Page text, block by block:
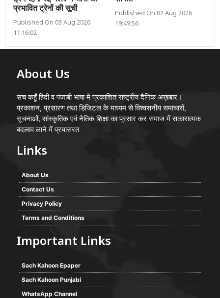
प्रभावित ट्रेनों की सूची
Published On 03 Aug 2026
11:16:02
Published On 02 Aug 2026
19:49:56
About Us
सच कहूँ हिंदी व पंजाबी भाषा मे प्रकाशित राष्ट्रीय दैनिक अख़बार।
प्रकाशन, प्रसारण तथा डिजिटल के माध्यम से विश्वसनीय समाचारों,
सूचनाओं, सांस्कृतिक एवं नैतिक शिक्षा का प्रसार कर समाज में सकारात्मक
बदलाव लाने में प्रयासरत
Links
About Us
Contact Us
Privacy Policy
Terms and Conditions
Important Links
Sach Kahoon Epaper
Sach Kahoon Punjabi
WhatsApp Channel